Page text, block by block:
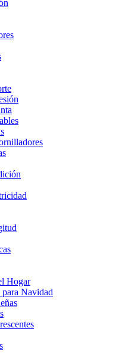
Hogar
Navidad